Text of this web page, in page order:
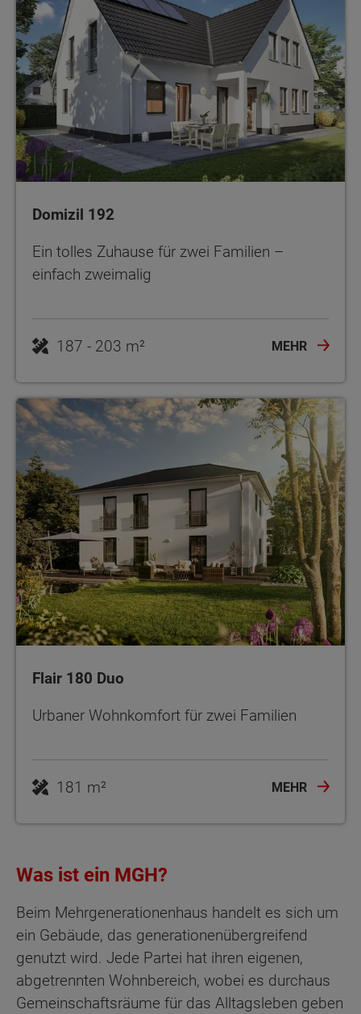
Domizil 192
Ein tolles Zuhause für zwei Familien –
einfach zweimalig
187 - 203 m² MEHR
Flair 180 Duo
Urbaner Wohnkomfort für zwei Familien
181 m² MEHR
Was ist ein MGH?
Beim Mehrgenerationenhaus handelt es sich um
ein Gebäude, das generationenübergreifend
genutzt wird. Jede Partei hat ihren eigenen,
abgetrennten Wohnbereich, wobei es durchaus
Gemeinschaftsräume für das Alltagsleben geben